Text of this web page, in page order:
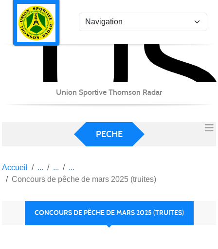
Union Sportive Thomson Radar
PECHE
Accueil
Concours de pêche de mars 2025 (truites)
CONCOURS DE PÊCHE DE MARS 2025 (TRUITES)
Panneau de gestion des cookies